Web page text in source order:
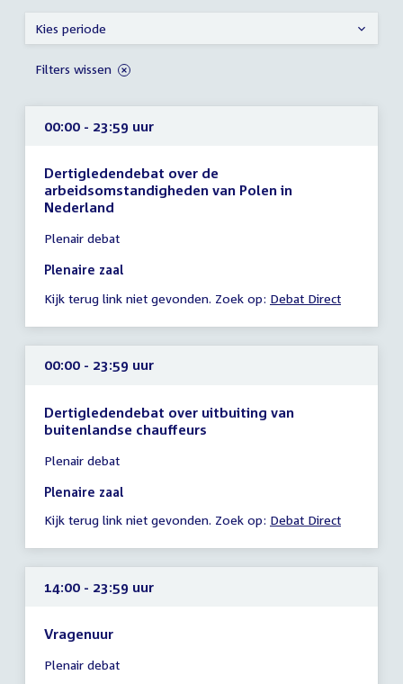
00:00 - 23:59 uur
Dertigledendebat over de
arbeidsomstandigheden van Polen in
Nederland
vergadering
00:00
23:59
Plenair debat
Plenaire zaal
Kijk terug link niet gevonden. Zoek op: Debat Direct
00:00 - 23:59 uur
Dertigledendebat over uitbuiting van
buitenlandse chauffeurs
vergadering
00:00
23:59
Plenair debat
Plenaire zaal
Kijk terug link niet gevonden. Zoek op: Debat Direct
14:00 - 23:59 uur
Vragenuur
vergadering
Plenair debat
Kies periode
Filters wissen